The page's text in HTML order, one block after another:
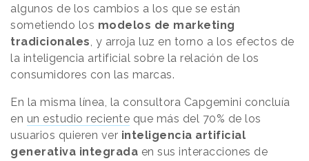
algunos de los cambios a los que se están
sometiendo los modelos de marketing
tradicionales, y arroja luz en torno a los efectos de
la inteligencia artificial sobre la relación de los
consumidores con las marcas.
En la misma línea, la consultora Capgemini concluía
en un estudio reciente que más del 70% de los
usuarios quieren ver inteligencia artificial
generativa integrada en sus interacciones de